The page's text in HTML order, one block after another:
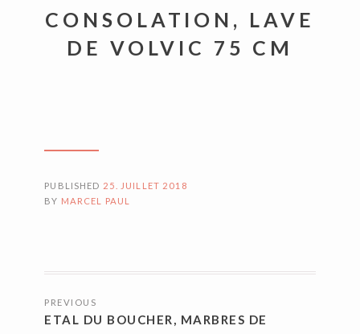
CONSOLATION, LAVE
DE VOLVIC 75 CM
PUBLISHED 25. JUILLET 2018
BY MARCEL PAUL
DES
PREVIOUS
ETAL DU BOUCHER, MARBRES DE